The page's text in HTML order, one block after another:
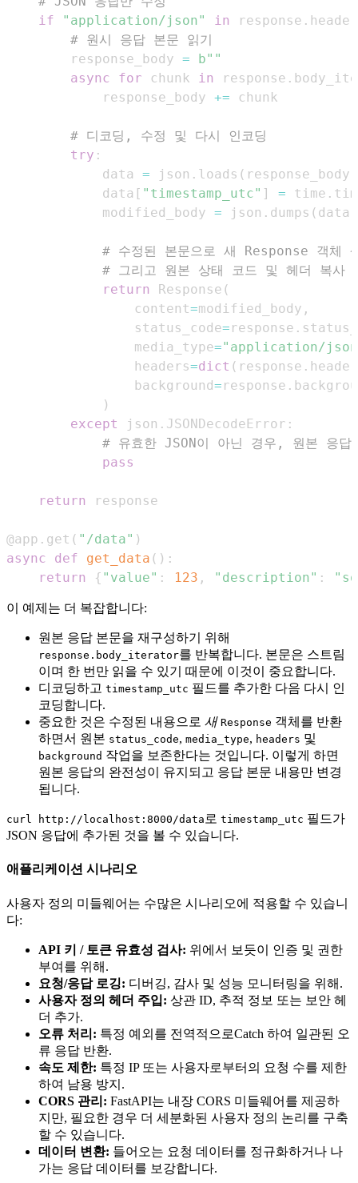
if
"application/json" in response .
# 원시 응답 본문 읽기
        response_body
=
b""
async
for chunk in response .
            response_body
+=
# 디코딩, 수정 및 다시 인코딩
try :
            data
= json . loads ( response_body
            data
[ "timestamp_utc" ] = time .
            modified_body
= json . dumps ( data
# 수정된 본문으로 새 Response 객체
# 그리고 원본 상태 코드 및 헤더 복사
return
Response (
                content
=modified_body ,
                status_code
= response .
                media_type
="application/
                headers
=dict ( response .
                background
= response .
)
except
json . JSONDecodeError :
# 유효한 JSON이 아닌 경우, 원본 응답
pass
return
@app . get ( "/data" )
async
def get_data ( ) :
return
{ "value" : 123 , "description" :
이 예제는 더 복잡합니다:
원본 응답 본문을 재구성하기 위해
response.body_iterator를 반복합니다. 본문은 스트림
이며 한 번만 읽을 수 있기 때문에 이것이 중요합니다.
디코딩하고 timestamp_utc 필드를 추가한 다음 다시 인
코딩합니다.
중요한 것은 수정된 내용으로 새 Response 객체를 반환
하면서 원본 status_code, media_type, headers 및
background 작업을 보존한다는 것입니다. 이렇게 하면
원본 응답의 완전성이 유지되고 응답 본문 내용만 변경
됩니다.
curl http://localhost:8000/data 로 timestamp_utc 필드가
JSON 응답에 추가된 것을 볼 수 있습니다.
애플리케이션 시나리오
사용자 정의 미들웨어는 수많은 시나리오에 적용할 수 있습니
다:
API 키 / 토큰 유효성 검사: 위에서 보듯이 인증 및 권한
부여를 위해.
요청/응답 로깅: 디버깅, 감사 및 성능 모니터링을 위해.
사용자 정의 헤더 주입: 상관 ID, 추적 정보 또는 보안 헤
더 추가.
오류 처리: 특정 예외를 전역적으로Catch 하여 일관된 오
류 응답 반환.
속도 제한: 특정 IP 또는 사용자로부터의 요청 수를 제한
하여 남용 방지.
CORS 관리: FastAPI는 내장 CORS 미들웨어를 제공하
지만, 필요한 경우 더 세분화된 사용자 정의 논리를 구축
할 수 있습니다.
데이터 변환: 들어오는 요청 데이터를 정규화하거나 나
가는 응답 데이터를 보강합니다.